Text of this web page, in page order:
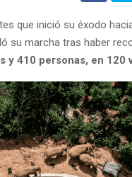
que inició su éxodo
su marcha tras haber
y 410 personas, en 120